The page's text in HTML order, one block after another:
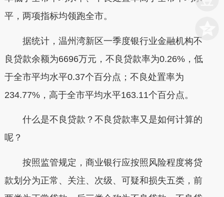
平，两项指标均领跑全市。
据统计，温州湾新区一季度银行业金融机构不
良贷款余额为6696万元，不良贷款率为0.26%，低
于全市平均水平0.37个百分点；不良处置率为
234.77%，高于全市平均水平163.11个百分点。
什么是不良贷款？不良贷款率又是如何计算的
呢？
按照监管规定，商业银行应按照风险程度将贷
款划分为正常、关注、次级、可疑和损失五类，前